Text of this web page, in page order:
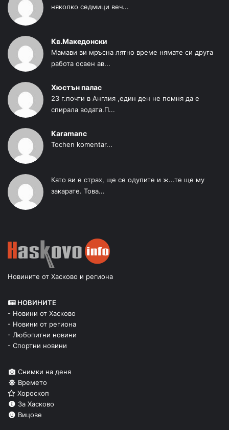
няколко седмици веч...
Кв.Македонски
Мамави ви мръсна лятно време нямате си друга
работа освен ав...
Хюстън палас
23 г.почти в Англия ,един ден не помня да е
спирала водата.П...
Karamanc
Tochen komentar...
Като ви е страх, ще се одупите и ж...те ще му
закарате. Това...
Новините от Хасково и региона
НОВИНИТЕ
- Новини от Хасково
- Новини от региона
- Любопитни новини
- Спортни новини
Снимки на деня
Времето
Хороскоп
За Хасково
Вицове